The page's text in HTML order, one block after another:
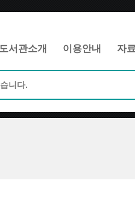
도서관소개 이용안내 자